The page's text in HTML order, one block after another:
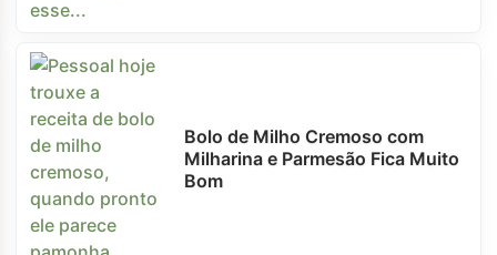
Bolo de Milho Cremoso com
Milharina e Parmesão Fica Muito
Bom